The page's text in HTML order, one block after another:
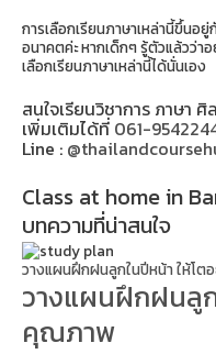
การเลือกเรียนภาษาเหล่านี้ขึ้นอ
อนาคตค่ะ หากเด็กๆ รู้ตัวแล้วว่า
เลือกเรียนภาษาเหล่านี้ได้นั่นเอง
สนใจเรียนวิชาการ ภาษา
เพิ่มเติมได้ที่ 061-
Line :
Class at home in
บทความที่น่าสนใจ
วางแผนฝึกฝนลูกในปีหน้า ให้โ
วางแผนฝึกฝนลู
คุณภาพ